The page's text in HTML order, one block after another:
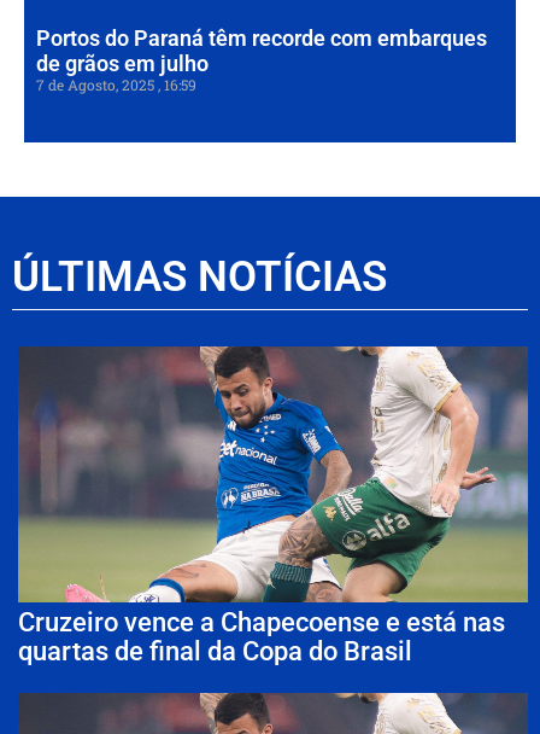
Portos do Paraná têm recorde com embarques
de grãos em julho
7 de Agosto, 2025 16:59
ÚLTIMAS NOTÍCIAS
Cruzeiro vence a Chapecoense e está nas
quartas de final da Copa do Brasil